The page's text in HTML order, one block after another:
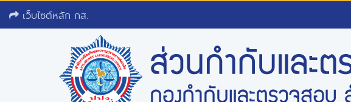
เว็บไซต์หลัก กส.